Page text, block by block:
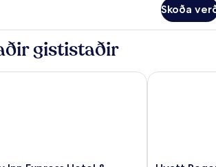
Skoða
gististaðir
Express Hotel & Suites Trincity Trinidad
Hyatt